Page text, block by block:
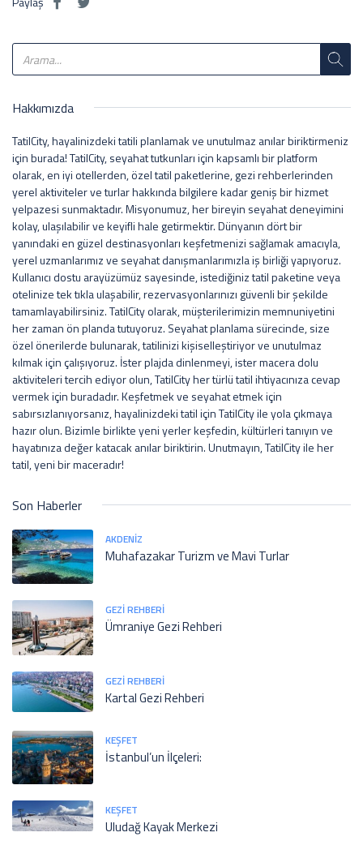
Hakkımızda
TatilCity, hayalinizdeki tatili planlamak ve unutulmaz anılar biriktirmeniz
için burada! TatilCity, seyahat tutkunları için kapsamlı bir platform
olarak, en iyi otellerden, özel tatil paketlerine, gezi rehberlerinden
yerel aktiviteler ve turlar hakkında bilgilere kadar geniş bir hizmet
yelpazesi sunmaktadır. Misyonumuz, her bireyin seyahat deneyimini
kolay, ulaşılabilir ve keyifli hale getirmektir. Dünyanın dört bir
yanındaki en güzel destinasyonları keşfetmenizi sağlamak amacıyla,
yerel uzmanlarımız ve seyahat danışmanlarımızla iş birliği yapıyoruz.
Kullanıcı dostu arayüzümüz sayesinde, istediğiniz tatil paketine veya
otelinize tek tıkla ulaşabilir, rezervasyonlarınızı güvenli bir şekilde
tamamlayabilirsiniz. TatilCity olarak, müşterilerimizin memnuniyetini
her zaman ön planda tutuyoruz. Seyahat planlama sürecinde, size
özel önerilerde bulunarak, tatilinizi kişiselleştiriyor ve unutulmaz
kılmak için çalışıyoruz. İster plajda dinlenmeyi, ister macera dolu
aktiviteleri tercih ediyor olun, TatilCity her türlü tatil ihtiyacınıza cevap
vermek için buradadır. Keşfetmek ve seyahat etmek için
sabırsızlanıyorsanız, hayalinizdeki tatil için TatilCity ile yola çıkmaya
hazır olun. Bizimle birlikte yeni yerler keşfedin, kültürleri tanıyın ve
hayatınıza değer katacak anılar biriktirin. Unutmayın, TatilCity ile her
tatil, yeni bir maceradır!
Son Haberler
AKDENIZ
Muhafazakar Turizm ve Mavi Turlar
GEZI REHBERI
Ümraniye Gezi Rehberi
GEZI REHBERI
Kartal Gezi Rehberi
KEŞFET
İstanbul’un İlçeleri:
KEŞFET
Uludağ Kayak Merkezi